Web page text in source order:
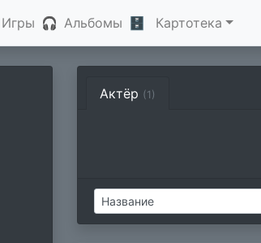
Игры 🎧 Альбомы 🗄 Картотека
Актёр (1)